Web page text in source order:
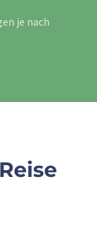
je nach